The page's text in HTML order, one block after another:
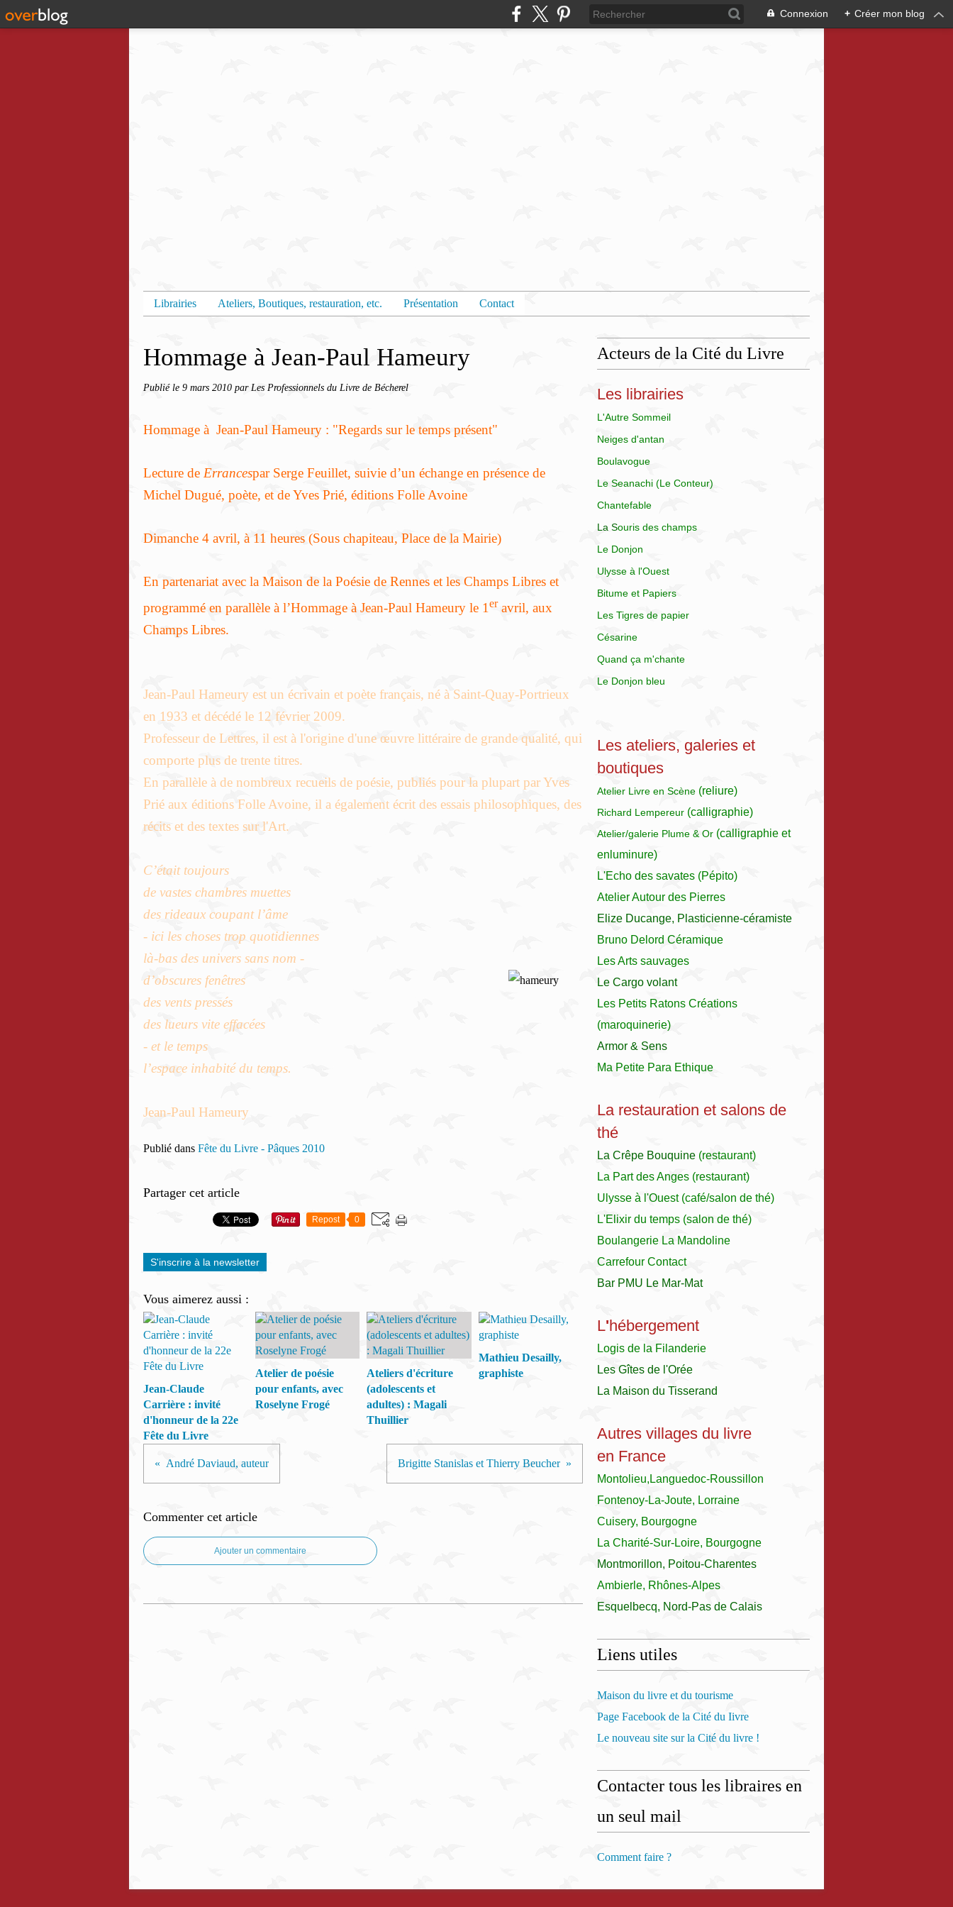
Connexion + Créer mon blog
Librairies Ateliers, Boutiques, restauration, etc. Présentation Contact
Hommage à Jean-Paul Hameury
Publié le 9 mars 2010 par Les Professionnels du Livre de Bécherel
Hommage à Jean-Paul Hameury : "Regards sur le temps présent"
Lecture de Errancespar Serge Feuillet, suivie d’un échange en présence de
Michel Dugué, poète, et de Yves Prié, éditions Folle Avoine
Dimanche 4 avril, à 11 heures (Sous chapiteau, Place de la Mairie)
En partenariat avec la Maison de la Poésie de Rennes et les Champs Libres et
programmé en parallèle à l’Hommage à Jean-Paul Hameury le 1eravril, aux
Champs Libres.
Jean-Paul Hameury est un écrivain et poète français, né à Saint-Quay-Portrieux
en 1933 et décédé le 12 février 2009.
Professeur de Lettres, il est à l'origine d'une œuvre littéraire de grande qualité, qui
comporte plus de trente titres.
En parallèle à de nombreux recueils de poésie, publiés pour la plupart par Yves
Prié aux éditions Folle Avoine, il a également écrit des essais philosophiques, des
récits et des textes sur l'Art.
C’était toujours
de vastes chambres muettes
des rideaux coupant l’âme
- ici les choses trop quotidiennes
là-bas des univers sans nom -
d’obscures fenêtres
des vents pressés
des lueurs vite effacées
- et le temps
l’espace inhabité du temps.
Jean-Paul Hameury
Publié dans Fête du Livre - Pâques 2010
Partager cet article
Repost 0
S'inscrire à la newsletter
Vous aimerez aussi :
Jean-Claude
Carrière : invité
d'honneur de la 22e
Fête du Livre
Atelier de poésie
pour enfants, avec
Roselyne Frogé
Ateliers d'écriture
(adolescents et
adultes) : Magali
Thuillier
Mathieu Desailly,
graphiste
André Daviaud, auteur Brigitte Stanislas et Thierry Beucher
Commenter cet article
Ajouter un commentaire
Acteurs de la Cité du Livre
Les librairies
L'Autre Sommeil
Neiges d'antan
Boulavogue
Le Seanachi (Le Conteur)
Chantefable
La Souris des champs
Le Donjon
Ulysse à l'Ouest
Bitume et Papiers
Les Tigres de papier
Césarine
Quand ça m'chante
Le Donjon bleu
Les ateliers, galeries et
boutiques
Atelier Livre en Scène (reliure)
Richard Lempereur (calligraphie)
Atelier/galerie Plume & Or (calligraphie et
enluminure)
L'Echo des savates (Pépito)
Atelier Autour des Pierres
Elize Ducange, Plasticienne-céramiste
Bruno Delord Céramique
Les Arts sauvages
Le Cargo volant
Les Petits Ratons Créations
(maroquinerie)
Armor & Sens
Ma Petite Para Ethique
La restauration et salons de
thé
La Crêpe Bouquine (restaurant)
La Part des Anges (restaurant)
Ulysse à l'Ouest(café/salon de thé)
L'Elixir du temps (salon de thé)
Boulangerie La Mandoline
Carrefour Contact
Bar PMU Le Mar-Mat
L'hébergement
Logis de la Filanderie
Les Gîtes de l'Orée
La Maison du Tisserand
Autres villages du livre
en France
Montolieu,Languedoc-Roussillon
Fontenoy-La-Joute, Lorraine
Cuisery, Bourgogne
La Charité-Sur-Loire, Bourgogne
Montmorillon, Poitou-Charentes
Ambierle, Rhônes-Alpes
Esquelbecq, Nord-Pas de Calais
Liens utiles
Maison du livre et du tourisme
Page Facebook de la Cité du Iivre
Le nouveau site sur la Cité du livre !
Contacter tous les libraires en
un seul mail
Comment faire ?